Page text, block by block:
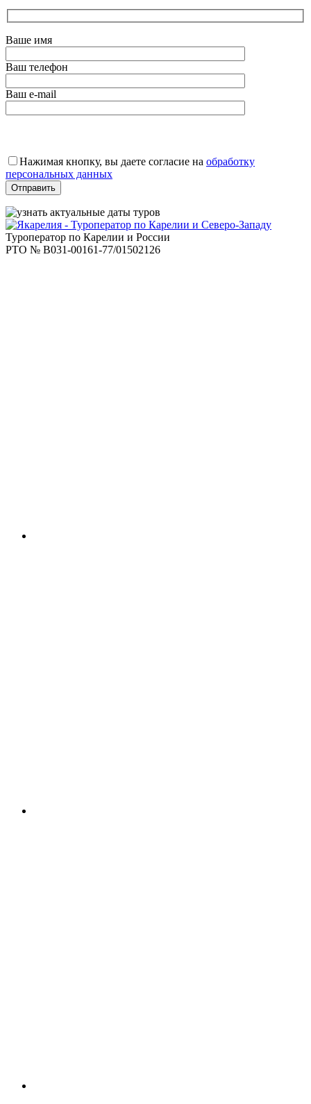
Ваше имя
Ваш телефон
Ваш e-mail
это
поле
пустым.
Нажимая кнопку, вы даете согласие на обработку
персональных данных
Туроператор по Карелии и России
РТО № В031-00161-77/01502126